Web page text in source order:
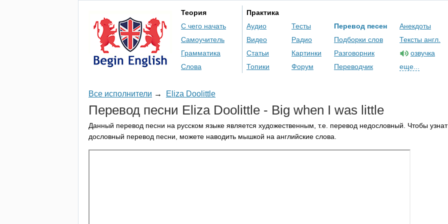
Теория
С чего начать
Самоучитель
Грамматика
Слова
Практика
Аудио
Видео
Статьи
Топики
Тесты
Радио
Картинки
Форум
Перевод песен
Подборки слов
Разговорник
Переводчик
Анекдоты
Тексты англ.
озвучка
еще...
Все исполнители → Eliza Doolittle
Перевод песни Eliza Doolittle - Big when I was little
Данный перевод песни на русском языке является художественным, т.е. перевод недословный. Чтобы
дословный перевод песни, можете наводить мышкой на английские слова.